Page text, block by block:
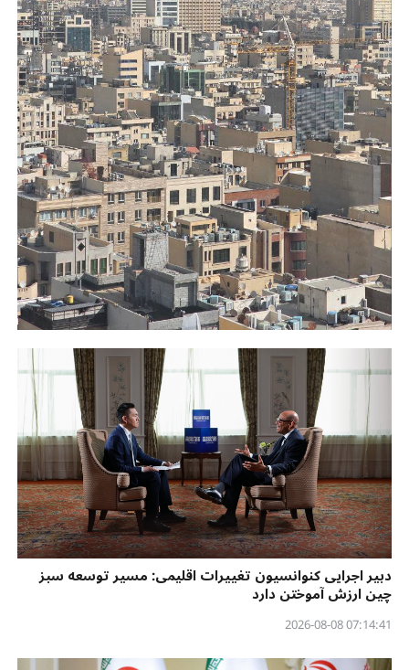
دبیر اجرایی کنوانسیون تغییرات اقلیمی: مسیر توسعه سبز
چین ارزش آموختن دارد
07:14:41 2026-08-08